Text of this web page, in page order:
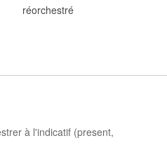
réorchestré
à l'indicatif (present,